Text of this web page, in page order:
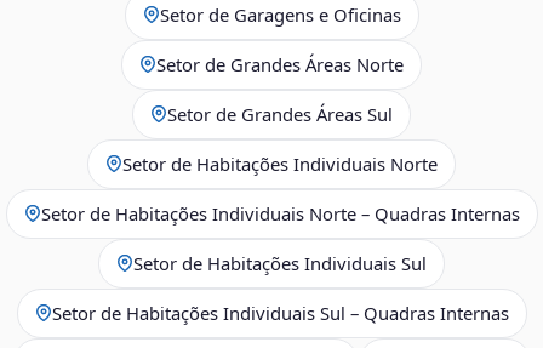
Setor de Garagens e Oficinas
Setor de Grandes Áreas Norte
Setor de Grandes Áreas Sul
Setor de Habitações Individuais Norte
Setor de Habitações Individuais Norte – Quadras Internas
Setor de Habitações Individuais Sul
Setor de Habitações Individuais Sul – Quadras Internas